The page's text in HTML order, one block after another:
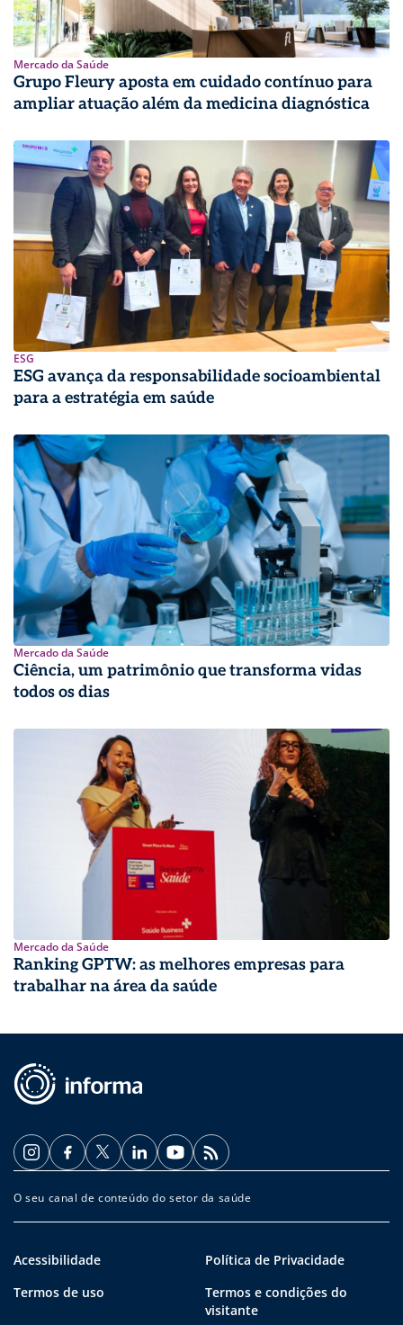
Mercado da Saúde
Grupo Fleury aposta em cuidado contínuo para
ampliar atuação além da medicina diagnóstica
ESG
ESG avança da responsabilidade socioambiental
para a estratégia em saúde
Mercado da Saúde
Ciência, um patrimônio que transforma vidas
todos os dias
Mercado da Saúde
Ranking GPTW: as melhores empresas para
trabalhar na área da saúde
O seu canal de conteúdo do setor da saúde
Acessibilidade
Política de Privacidade
Termos de uso
Termos e condições do
visitante